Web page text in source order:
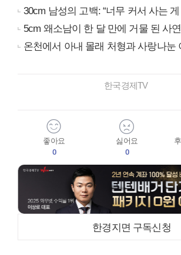
30cm 남성의 고백: “너무 커서 사는
5cm 왜소남이 한 달 만에 거물 된 사연
온천에서 아내 몰래 처형과 사랑나눈
한국경제TV
좋아요
0
싫어요
0
한경지면 구독신청